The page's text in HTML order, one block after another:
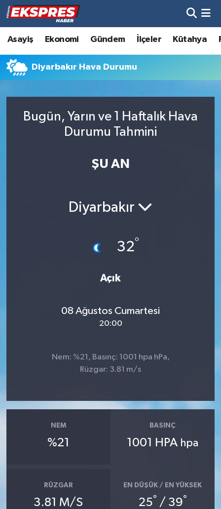
Asayiş Ekonomi Gündem İlçeler Kütahya
Diyarbakır Hava Durumu
Bugün, Yarın ve 1 Haftalık Hava
Durumu Tahmini
ŞU AN
Diyarbakır
32°
Açık
08 Ağustos Cumartesi
20:00
Nem: %21, Basınç: 1001 hpa hPa,
Rüzgar: 3.81 m/s
NEM
%21
BASINÇ
1001 HPA hpa
RÜZGAR
3.81 M/S
EN DÜŞÜK / EN YÜKSEK
25° / 39°
Altıntaş
Asayiş
Biyografiler
Dumlupınar
Hisarcık
Hava Durumu
Trafik Durumu
Tüm Manşetler
Son Dakika Haberleri